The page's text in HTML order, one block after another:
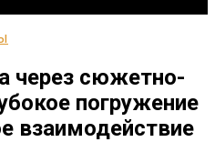
через сюжетно-
погружение
взаимодействие